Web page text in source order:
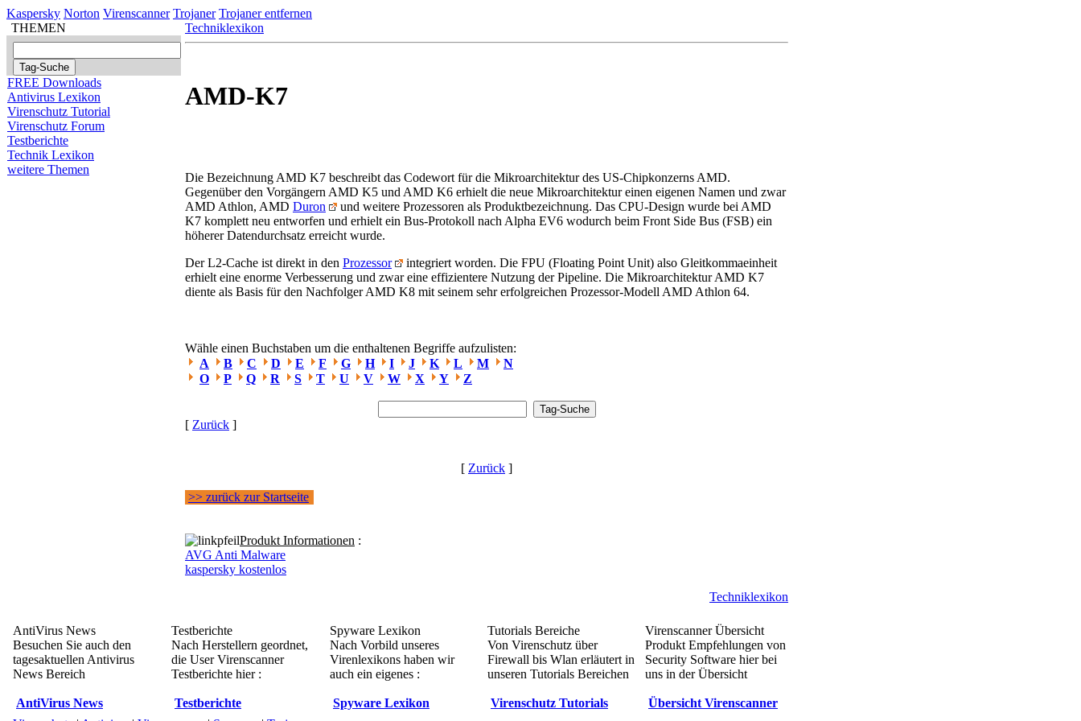
Kaspersky Norton Virenscanner Trojaner Trojaner entfernen
THEMEN
FREE Downloads
Antivirus Lexikon
Virenschutz Tutorial
Virenschutz Forum
Testberichte
Technik Lexikon
weitere Themen
Techniklexikon
AMD-K7
Die Bezeichnung AMD K7 beschreibt das Codewort für die Mikroarchitektur des US-Chipkonzerns AMD.
Gegenüber den Vorgängern AMD K5 und AMD K6 erhielt die neue Mikroarchitektur einen eigenen Namen und zwar
AMD Athlon, AMD Duron
und weitere Prozessoren als Produktbezeichnung. Das CPU-Design wurde bei AMD
K7 komplett neu entworfen und erhielt ein Bus-Protokoll nach Alpha EV6 wodurch beim Front Side Bus (FSB) ein
höherer Datendurchsatz erreicht wurde.
Der L2-Cache ist direkt in den Prozessor
integriert worden. Die FPU (Floating Point Unit) also Gleitkommaeinheit
erhielt eine enorme Verbesserung und zwar eine effizientere Nutzung der Pipeline. Die Mikroarchitektur AMD K7
diente als Basis für den Nachfolger AMD K8 mit seinem sehr erfolgreichen Prozessor-Modell AMD Athlon 64.
Wähle einen Buchstaben um die enthaltenen Begriffe aufzulisten:
A
B C D E F G H I J K L M
N
O
P Q R S T U V W X Y Z
[ Zurück ]
[ Zurück ]
>> zurück zur Startseite
Produkt Informationen :
AVG Anti Malware
kaspersky kostenlos
Techniklexikon
AntiVirus News
Besuchen Sie auch den
tagesaktuellen Antivirus
News Bereich
AntiVirus News
Testberichte
Nach Herstellern geordnet,
die User Virenscanner
Testberichte hier :
Testberichte
Spyware Lexikon
Nach Vorbild unseres
Virenlexikons haben wir
auch ein eigenes :
Spyware Lexikon
Tutorials Bereiche
Von Virenschutz über
Firewall bis Wlan erläutert in
unseren Tutorials Bereichen
Virenschutz Tutorials
Virenscanner Übersicht
Produkt Empfehlungen von
Security Software hier bei
uns in der Übersicht
Übersicht Virenscanner